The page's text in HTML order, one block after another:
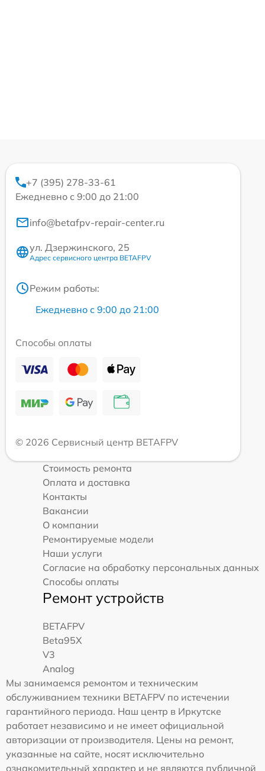
+7 (395) 278-33-61
Ежедневно с 9:00 до 21:00
info@betafpv-repair-center.ru
ул. Дзержинского, 25
Адрес сервисного центра BETAFPV
Режим работы:
Ежедневно с 9:00 до 21:00
Способы оплаты
© 2026 Сервисный центр BETAFPV
Стоимость ремонта
Оплата и доставка
Контакты
Вакансии
О компании
Ремонтируемые модели
Наши услуги
Согласие на обработку персональных данных
Способы оплаты
Ремонт устройств
BETAFPV
Beta95X
V3
Analog
Мы занимаемся ремонтом и техническим
обслуживанием техники BETAFPV по истечении
гарантийного периода. Наш центр в Иркутске
работает независимо и не имеет официальной
авторизации от производителя. Цены на ремонт,
указанные на сайте, носят исключительно
ознакомительный характер и не являются публичной